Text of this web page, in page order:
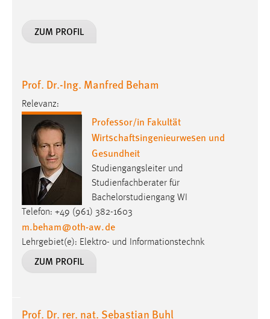
ZUM PROFIL
Prof. Dr.-Ing. Manfred Beham
Relevanz:
Professor/in Fakultät
Wirtschaftsingenieurwesen und
Gesundheit
Studiengangsleiter und
Studienfachberater für
Bachelorstudiengang WI
Telefon: +49 (961) 382-1603
m.beham@oth-aw.de
Lehrgebiet(e): Elektro- und Informationstechnk
ZUM PROFIL
Prof. Dr. rer. nat. Sebastian Buhl
Zweck:
Max. 13 Monate
MARKETING
Marketing Cookies werden von Drittanbietern
verwendet, um personalisierte Werbung anzuzeigen.
Sie tun dies, indem sie Besucher über Websites
hinweg verfolgen.
Google Ads
Name:
_gcl_au